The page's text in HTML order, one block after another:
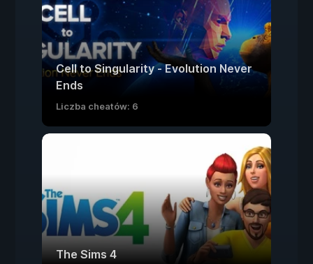
Cell to Singularity - Evolution Never
Ends
Liczba cheatów: 6
The Sims 4